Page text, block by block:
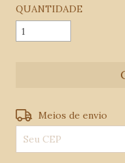
QUANTIDADE
Entregas para o CEP:
Meios de envio